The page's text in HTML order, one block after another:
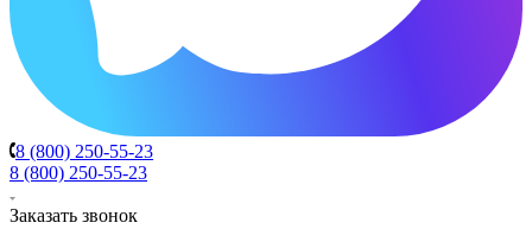
8 (800) 250-55-23
8 (800) 250-55-23
Заказать звонок